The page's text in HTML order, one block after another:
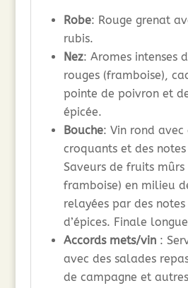
Robe: Rouge grenat
rubis.
Nez: Aromes intenses
rouges (framboise),
pointe de poivron et
épicée.
Bouche: Vin rond avec
croquants et des
Saveurs de fruits mûrs
framboise) en milieu
relayées par des
d’épices. Finale
Accords mets/vin:
avec des salades
de campagne et